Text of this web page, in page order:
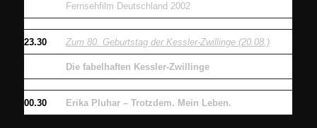
Fernsehfilm Deutschland 2002
23.30 Zum 80. Geburtstag der Kessler-Zwillinge (20.08.)
Die fabelhaften Kessler-Zwillinge
00.30 Erika Pluhar – Trotzdem. Mein Leben.